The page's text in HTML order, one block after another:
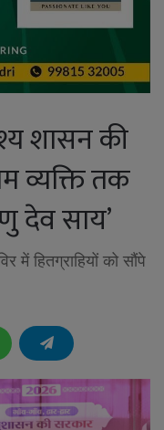
शासन की
व्यक्ति तक
देव साय’
में हितग्राहियों को सौंपे